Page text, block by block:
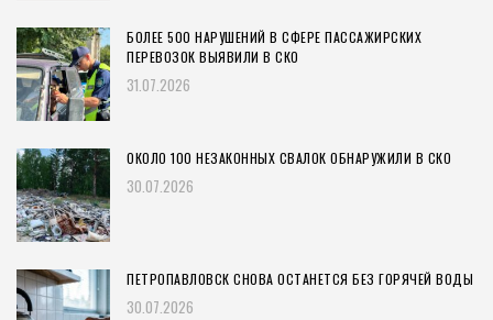
БОЛЕЕ 500 НАРУШЕНИЙ В СФЕРЕ ПАССАЖИРСКИХ
ПЕРЕВОЗОК ВЫЯВИЛИ В СКО
31.07.2026
ОКОЛО 100 НЕЗАКОННЫХ СВАЛОК ОБНАРУЖИЛИ В СКО
30.07.2026
ПЕТРОПАВЛОВСК СНОВА ОСТАНЕТСЯ БЕЗ ГОРЯЧЕЙ ВОДЫ
30.07.2026